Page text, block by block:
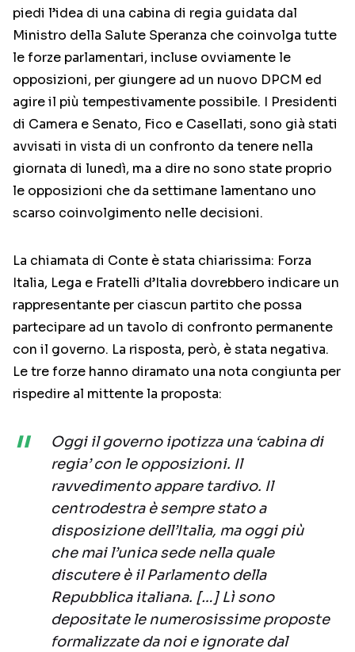
piedi l’idea di una cabina di regia guidata dal
Ministro della Salute Speranza che coinvolga tutte
le forze parlamentari, incluse ovviamente le
opposizioni, per giungere ad un nuovo DPCM ed
agire il più tempestivamente possibile. I Presidenti
di Camera e Senato, Fico e Casellati, sono già stati
avvisati in vista di un confronto da tenere nella
giornata di lunedì, ma a dire no sono state proprio
le opposizioni che da settimane lamentano uno
scarso coinvolgimento nelle decisioni.
La chiamata di Conte è stata chiarissima: Forza
Italia, Lega e Fratelli d’Italia dovrebbero indicare un
rappresentante per ciascun partito che possa
partecipare ad un tavolo di confronto permanente
con il governo. La risposta, però, è stata negativa.
Le tre forze hanno diramato una nota congiunta per
rispedire al mittente la proposta:
Oggi il governo ipotizza una ‘cabina di
regia’ con le opposizioni. Il
ravvedimento appare tardivo. Il
centrodestra è sempre stato a
disposizione dell’Italia, ma oggi più
che mai l’unica sede nella quale
discutere è il Parlamento della
Repubblica italiana. […] Lì sono
depositate le numerosissime proposte
formalizzate da noi e ignorate dal